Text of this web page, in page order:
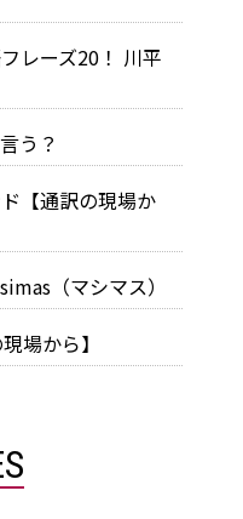
レーズ20！ 川平
う？
【通訳の現場か
（マシマス）
場から】